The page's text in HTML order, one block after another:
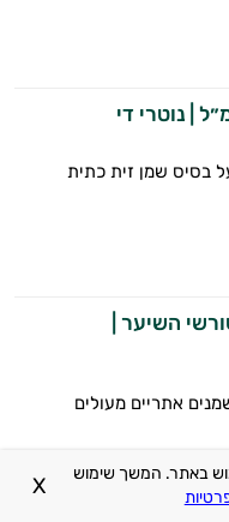
בסיס שמן זית כתית
השיער |
אתריים מעולים
באתר. המשך שימוש
X